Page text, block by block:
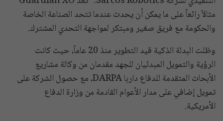
مثالاً رائعاً على ما يمكن أن يحدث عندما تتحد الصناعة الخاصة
والحكومة مع فريق صغير ومبتكر لمواجهة التحدي المشترك.
وظلت البدلة الذكية قيد التطوير منذ 20 عاماً، حيث كانت
الرؤية والتمويل المبدئيان للجهد مقدمان من وكالة مشاريع
الأبحاث المتقدمة للدفاع داربا DARPA، مع حصول الشركة على
تمويل إضافي على مدار الأعوام القادمة من وزارة الدفاع
الأمريكية.